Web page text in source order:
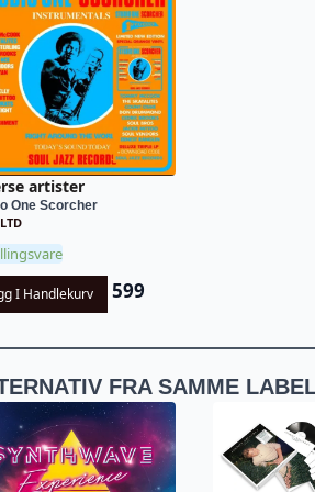
artister
One Scorcher
I Handlekurv 599
FRA SAMME